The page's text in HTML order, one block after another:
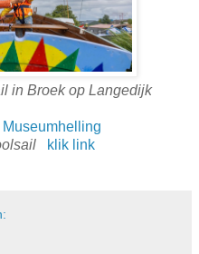
in Broek op Langedijk
klik link